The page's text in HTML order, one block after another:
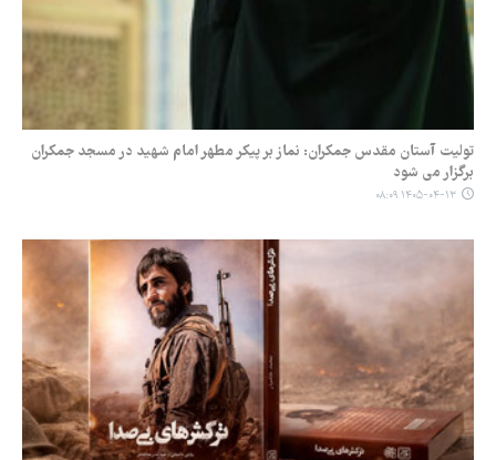
تولیت آستان مقدس جمکران: نماز بر پیکر مطهر امام شهید در مسجد جمکران
برگزار می شود
۱۴۰۵-۰۴-۱۳ ۰۸:۰۹